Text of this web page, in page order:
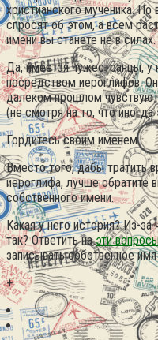
христианского мученика.
спросят об этом, а всем
имени вы станете не в силах.
Да, имеется чужестранцы, у
посредством иероглифов.
далеком прошлом
(не смотря на то, что
Гордитесь своим именем
Вместо того, дабы тратить
иероглифа, лучше обратите
собственного имени.
Какая у него история? Из-за
так? Ответить наэти
записывать собственное
+